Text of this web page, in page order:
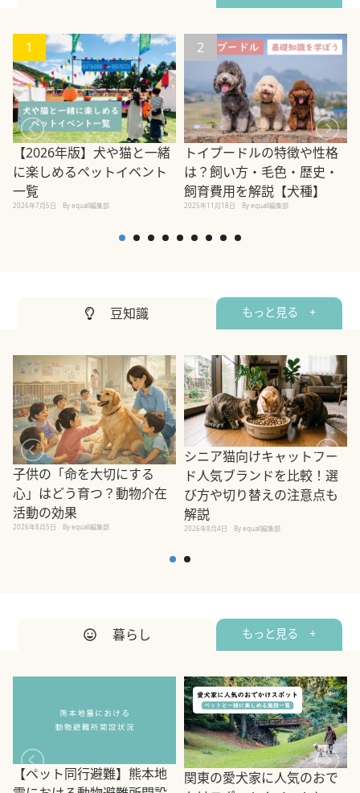
1
【2026年版】犬や猫と一緒
に楽しめるペットイベント
一覧
2026年7月5日 By equall編集部
2
トイプードルの特徴や性格
は？飼い方・毛色・歴史・
飼育費用を解説【犬種】
2025年11月18日 By equall編集部
豆知識 もっと見る +
子供の「命を大切にする
心」はどう育つ？動物介在
活動の効果
2026年8月5日 By equall編集部
シニア猫向けキャットフー
ド人気ブランドを比較！選
び方や切り替えの注意点も
解説
2026年8月4日 By equall編集部
暮らし もっと見る +
【ペット同行避難】熊本地
関東の愛犬家に人気のおで